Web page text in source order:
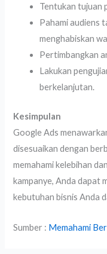
Tentukan tujuan
Pahami audiens
menghabiskan
Pertimbangkan
Lakukan
berkelanjutan.
Kesimpulan
Google Ads
disesuaikan dengan
memahami kelebihan
kampanye, Anda dapat
kebutuhan bisnis Anda
Sumber : Memahami